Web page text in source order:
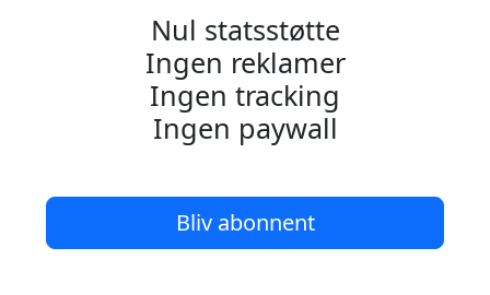
Nul statsstøtte
Ingen reklamer
Ingen tracking
Ingen paywall
Bliv abonnent